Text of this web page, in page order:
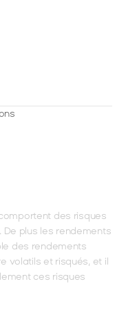
des risques
plus les rendements
des rendements
volatils et risqués, et il
ces risques